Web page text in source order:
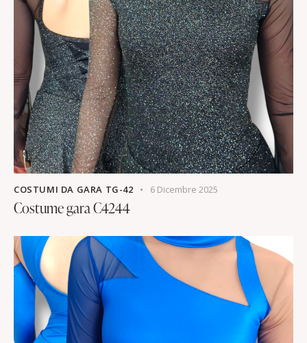
COSTUMI DA GARA TG-42 6 Dicembre 2025
Costume gara C4244